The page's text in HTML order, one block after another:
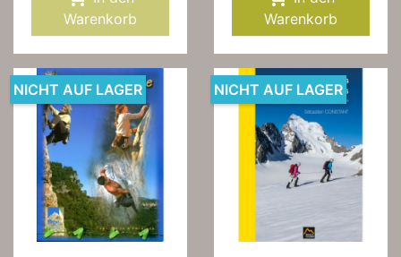
Warenkorb
Warenkorb
NICHT AUF LAGER NICHT AUF LAGER